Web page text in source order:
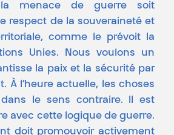
menace de guerre soit
respect de la souveraineté et
comme le prévoit la
Unies. Nous voulons un
la paix et la sécurité par
À l’heure actuelle, les choses
le sens contraire. Il est
avec cette logique de guerre.
doit promouvoir activement